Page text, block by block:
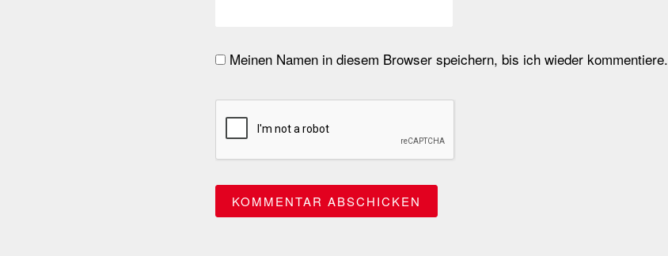
Meinen Namen in diesem Browser speichern, bis ich wieder kommentiere.